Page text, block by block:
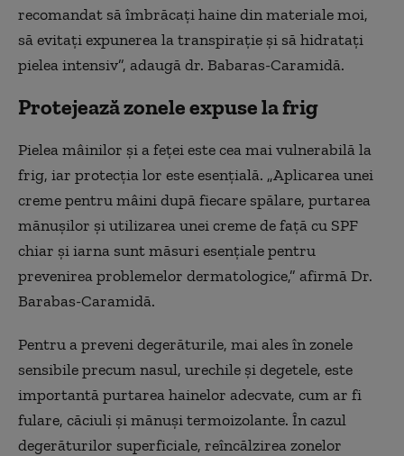
recomandat să îmbrăcați haine din materiale moi,
să evitați expunerea la transpirație și să hidratați
pielea intensiv”, adaugă dr. Babaras-Caramidă.
Protejează zonele expuse la frig
Pielea mâinilor și a feței este cea mai vulnerabilă la
frig, iar protecția lor este esențială. „Aplicarea unei
creme pentru mâini după fiecare spălare, purtarea
mănușilor și utilizarea unei creme de față cu SPF
chiar și iarna sunt măsuri esențiale pentru
prevenirea problemelor dermatologice,” afirmă Dr.
Barabas-Caramidă.
Pentru a preveni degerăturile, mai ales în zonele
sensibile precum nasul, urechile și degetele, este
importantă purtarea hainelor adecvate, cum ar fi
fulare, căciuli și mănuși termoizolante. În cazul
degerăturilor superficiale, reîncălzirea zonelor